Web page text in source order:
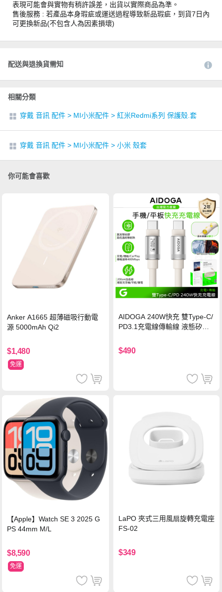
表現可能會與實物有稍許誤差，出貨以實際商品為準。
售後服務 : 若產品本身瑕疵或運送過程導致新品瑕疵，到貨7日內
可更換新品(不包含人為因素損壞)
配送與退換貨需知
相關分類
穿戴 音訊 配件 > MI小米配件 > 紅米Redmi系列 保護殼.套
穿戴 音訊 配件 > MI小米配件 > 小米 殼套
你可能會喜歡
Anker A1665 超薄磁吸行動電
源 5000mAh Qi2
$1,480
免運
AIDOGA 240W快充 雙Type-C/
PD3.1充電線傳輸線 液態矽膠
機/平板/筆電
$490
【Apple】Watch SE 3 2025 G
PS 44mm M/L
$8,590
免運
LaPO 夾式三用風扇旋轉充電座
FS-02
$349